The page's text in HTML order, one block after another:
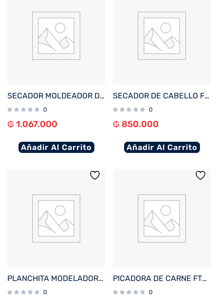
SECADOR MOLDEADOR DE PELO FTX MULTISTYLER 6EN1 1600W 220V LILA HS2-601
0
₲ 1.067.000
Añadir Al Carrito
SECADOR DE CABELLO FTX 5 EN 1 2200W 220V ROSA HY2-205
0
₲ 850.000
Añadir Al Carrito
PLANCHITA MODELADORA 2EN1 FTX 1600W 220V HS2-162 AZUL OSCURO
0
PICADORA DE CARNE FTX 6 EN 1 1000W 220V/3.5L ACERO INOXIDABLE C/ ACC MG-61
0